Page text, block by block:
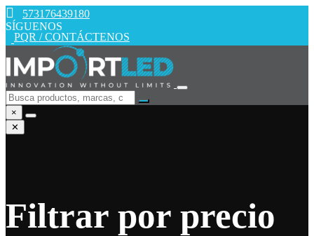
573176439180
SÍGUENOS
PQR / CONTÁCTENOS
×
✕
Filtrar por precio